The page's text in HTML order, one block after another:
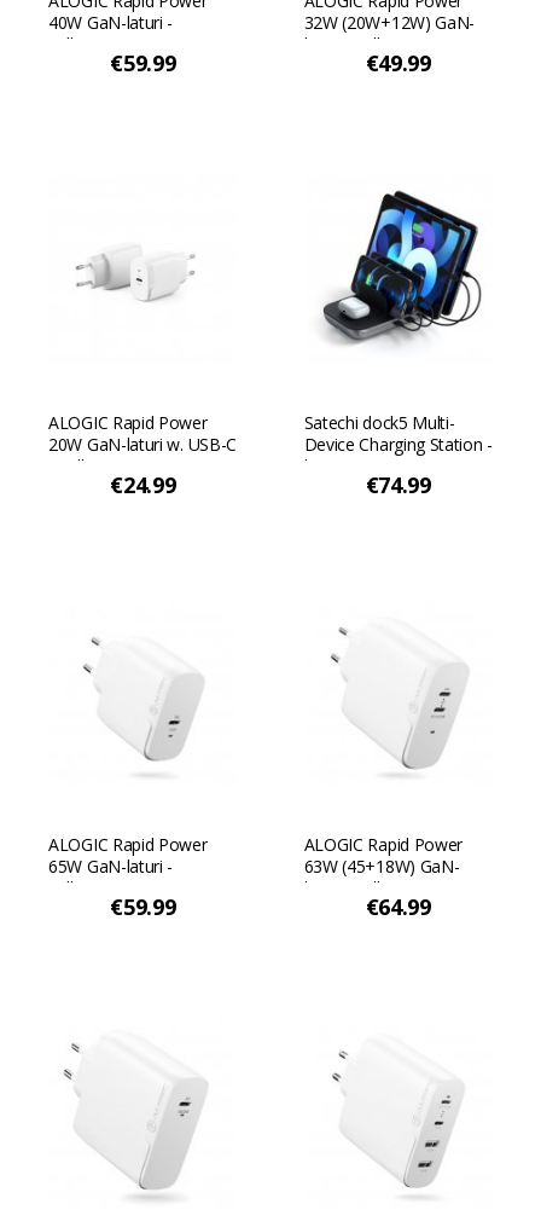
40W GaN-laturi -
Valkoinen
€59.99
32W (20W+12W) GaN-
laturi - Valkoinen
€49.99
ALOGIC Rapid Power
20W GaN-laturi w. USB-C
- Valkoinen
€24.99
Satechi dock5 Multi-
Device Charging Station -
latausasema
langattomalla latauksella
€74.99
ALOGIC Rapid Power
65W GaN-laturi -
Valkoinen
€59.99
ALOGIC Rapid Power
63W (45+18W) GaN-
laturi - Valkoinen
€64.99